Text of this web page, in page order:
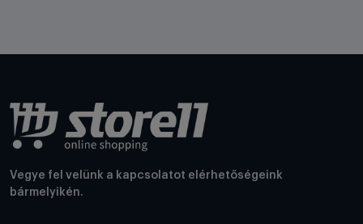
Vegye fel velünk a kapcsolatot elérhetőségeink
bármelyikén.